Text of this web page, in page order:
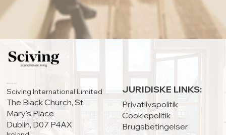
HOVEDKONTOR:
Sciving International Limited
The Black Church, St.
Mary's Place
Dublin, D07 P4AX
JURIDISKE LINKS:
Privatlivspolitik
Cookiepolitik
Brugsbetingelser